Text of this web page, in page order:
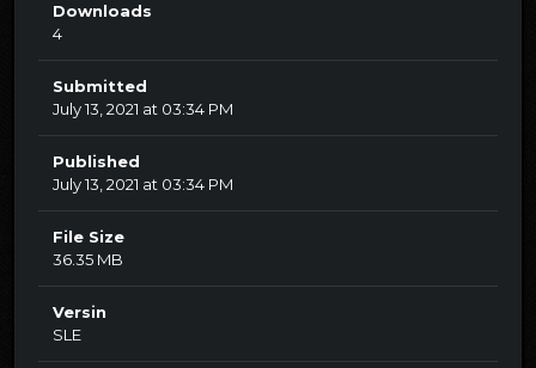
Downloads
4
Submitted
July 13, 2021 at 03:34 PM
Published
July 13, 2021 at 03:34 PM
File Size
36.35 MB
Versin
SLE